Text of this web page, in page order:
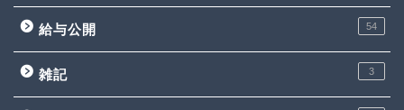
給与公開 54
雑記 3